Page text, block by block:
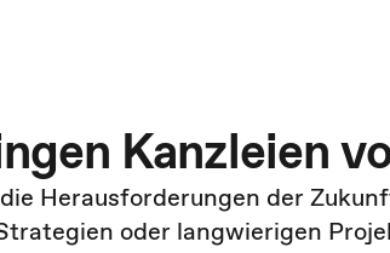
Kanzleien
Herausforderungen der
oder langwierigen